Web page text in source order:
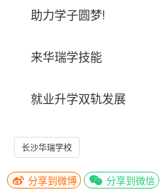
助力学子圆梦!
来华瑞学技能
就业升学双轨发展
长沙华瑞学校
分享到微博 分享到微信